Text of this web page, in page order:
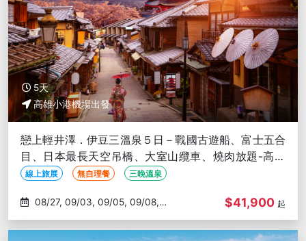
5天
高雄小港機場出發
戀上輕井澤．伊豆三溫泉５日－戰國古遊船、富士五合
目、日本最長天空吊橋、大室山纜車、燒肉放題-高雄
出發
線上旅展 無自理餐 三晚溫泉
09/10
$41,900 起